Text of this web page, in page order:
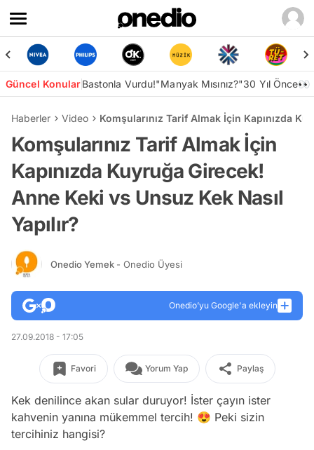
Güncel KonularBastonla Vurdu!"Manyak Mısınız?"30 Yıl Önce👀
Haberler Video Komşularınız Tarif Almak İçin Kapınızda
Komşularınız Tarif Almak İçin
Kapınızda Kuyruğa Girecek!
Anne Keki vs Unsuz Kek Nasıl
Yapılır?
Onedio Yemek - Onedio Üyesi
Onedio’yu Google'a ekleyin
27.09.2018 - 17:05
Favori Yorum Yap Paylaş
Kek denilince akan sular duruyor! İster çayın ister
kahvenin yanına mükemmel tercih! 😍 Peki sizin
tercihiniz hangisi?